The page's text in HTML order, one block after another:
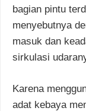
bagian pintu
menyebutnya
masuk dan
sirkulasi
Karena
adat kebaya